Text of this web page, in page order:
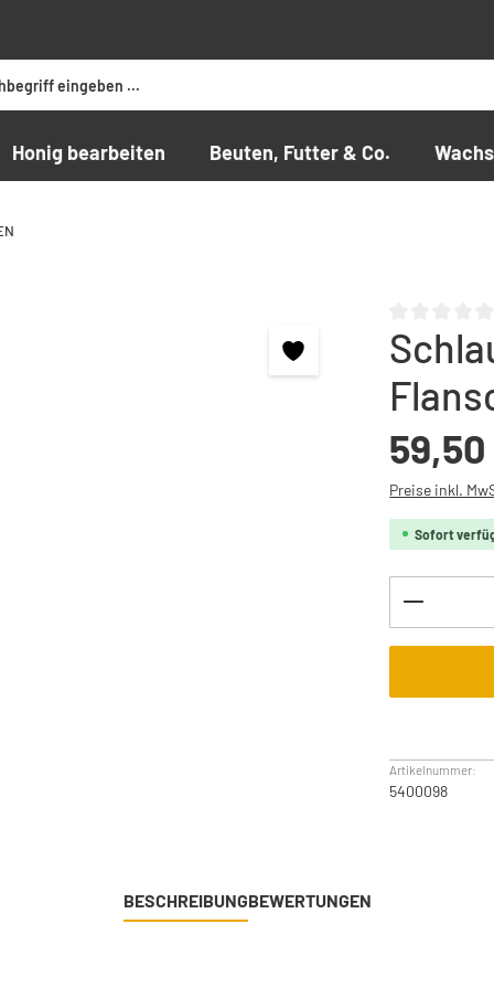
Honig bearbeiten Beuten, Futter & Co.
Preise inkl.
Sofort
Artikelnummer:
5400098
BESCHREIBUNGBEWERTUNGEN